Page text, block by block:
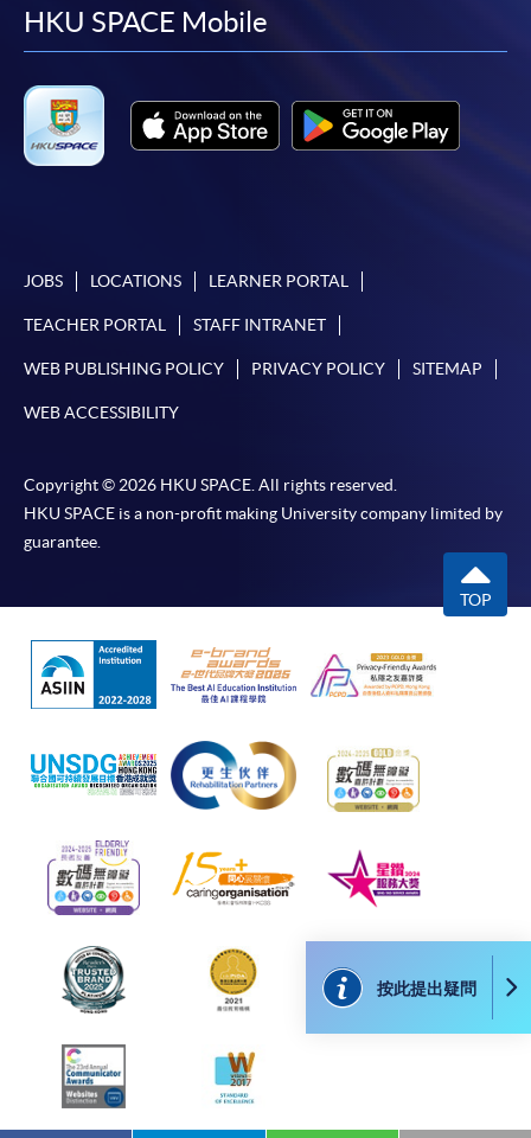
本學院會力求在有關網頁上刊載的資訊正確和合時，但本學院
卻不能為這些資訊作出任何明確或隱含的保證。本學院尤其不
準確、資訊適合任何目的、資訊不含電腦病毒等。
本學院（包括其僱員及附屬機構）對你在網上付款而由下列原
失誤、延誤、中斷、中止、或限制（2）從付款的網關傳送而
來的任何信息或資訊中出現的疏忽、錯誤、誤差或遺漏；
誤；（4）任何由付款的網關引起或與付款的網關相關的原
因，包括未獲授權進入、資料傳送的改動、任何非法行為等。
切以英文版本為準。
1. 現金、「易辦事」（EPS）、微信支付
(WeChat Pay) 或支付寶(Alipay)
申請人可親臨學院任何一所報名中心，以現金、「易
辦事」、微信支付（WeChat Pay）或支付寶
（Alipay） 繳付學費。
如以劃線支票或銀行本票繳付，抬頭請註明「香港大
學專業進修學院」。支票背面請寫上課程名稱及申請
親臨學院各報名中心遞交劃線支票、報名表格及有關
或可將上述文件一併寄交各報名中心，信封上請註明
「報讀課程」，惟學院對郵遞失誤而遺失的支票及個
按此提出疑問
折
facebook
youtube
linkedin
HKU SPACE Mobile
JOBS LOCATIONS LEARNER PORTAL
TEACHER PORTAL STAFF INTRANET
WEB PUBLISHING POLICY PRIVACY POLICY SITEMAP
WEB ACCESSIBILITY
Copyright © 2026 HKU SPACE. All rights reserved.
HKU SPACE is a non-profit making University company limited by
guarantee.
TOP